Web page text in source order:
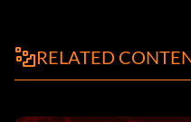
RELATED